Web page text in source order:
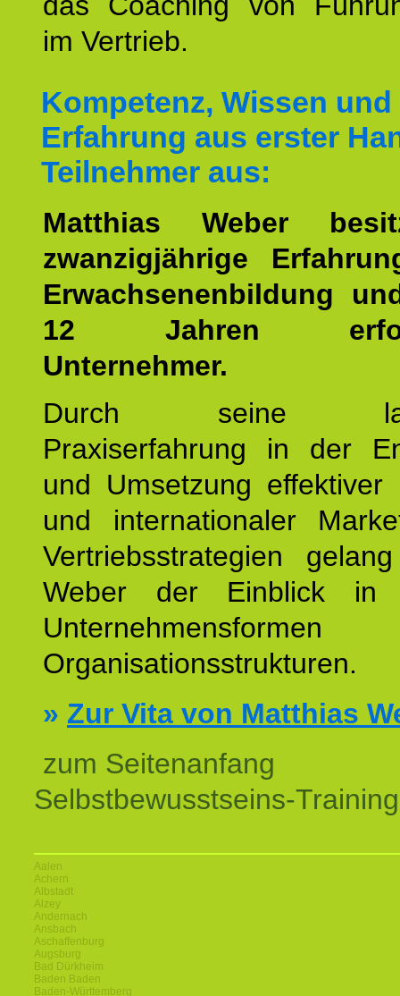
im Vertrieb.
Kompetenz, Wissen und
Erfahrung aus erster
Teilnehmer aus:
Matthias Weber
zwanzigjährige
Erwachsenenbildung
12 Jahren
Unternehmer.
Durch seine
Praxiserfahrung in der
und Umsetzung effektiver
und internationaler
Vertriebsstrategien
Weber der Einblick in
Organisationsstrukturen.
» Zur Vita von Matthias
zum Seitenanfang
Selbstbewusstseins-
Aalen
Achern
Albstadt
Alzey
Andernach
Ansbach
Aschaffenburg
Augsburg
Bad Dürkheim
Baden Baden
Baden-Württemberg